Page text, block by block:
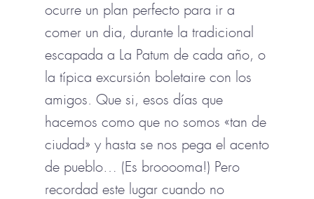
ocurre un plan perfecto para ir a
comer un dia, durante la tradicional
escapada a La Patum de cada año, o
la típica excursión boletaire con los
amigos. Que si, esos días que
hacemos como que no somos «tan de
ciudad» y hasta se nos pega el acento
de pueblo… (Es brooooma!) Pero
recordad este lugar cuando no